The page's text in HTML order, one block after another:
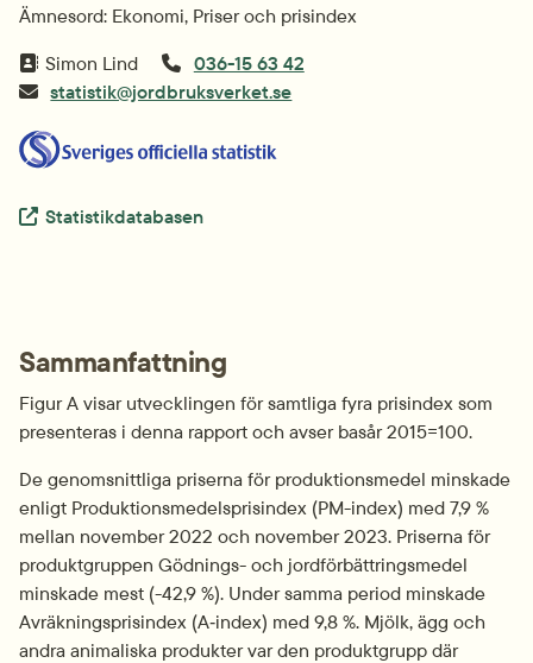
Ämnesord: Ekonomi, Priser och prisindex
Simon Lind
036-15 63 42
statistik@jordbruksverket.se
Extern länk.
Statistikdatabasen
Sammanfattning
Figur A visar utvecklingen för samtliga fyra prisindex som
presenteras i denna rapport och avser basår 2015=100.
De genomsnittliga priserna för produktionsmedel minskade
enligt Produktionsmedelsprisindex (PM-index) med 7,9 %
mellan november 2022 och november 2023. Priserna för
produktgruppen Gödnings- och jordförbättringsmedel
minskade mest (-42,9 %). Under samma period minskade
Avräkningsprisindex (A‑index) med 9,8 %. Mjölk, ägg och
andra animaliska produkter var den produktgrupp där